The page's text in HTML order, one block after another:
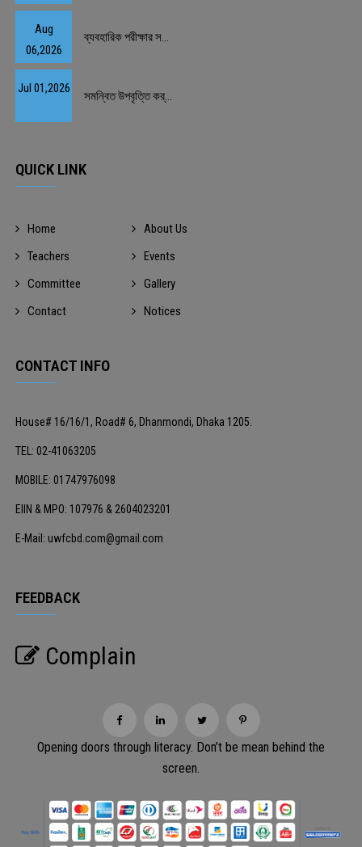
Aug
06,2026
ব্যবহারিক পরীক্ষার স...
Jul 01,2026
সমন্বিত উপবৃত্তি কর্...
QUICK LINK
Home
About Us
Teachers
Events
Committee
Gallery
Contact
Notices
CONTACT INFO
House# 16/16/1, Road# 6, Dhanmondi, Dhaka 1205.
TEL: 02-41063205
MOBILE: 01747976098
EIIN & MPO: 107976 & 2604023201
E-Mail: uwfcbd.com@gmail.com
FEEDBACK
Complain
Opening doors through literacy. Don’t be mean behind the
screen.